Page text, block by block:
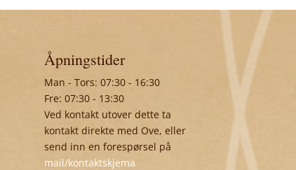
Åpningstider
Man - Tors: 07:30 - 16:30
Fre: 07:30 - 13:30
Ved kontakt utover dette ta
kontakt direkte med Ove, eller
send inn en forespørsel på
mail/kontaktskjema